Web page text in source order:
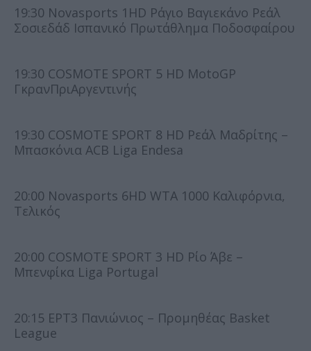
19:30 Novasports 1HD Ράγιο Βαγιεκάνο Ρεάλ
Σοσιεδάδ Ισπανικό Πρωτάθλημα Ποδοσφαίρου
19:30 COSMOTE SPORT 5 HD MotoGP
ΓκρανΠριΑργεντινής
19:30 COSMOTE SPORT 8 HD Ρεάλ Μαδρίτης –
Μπασκόνια ACB Liga Endesa
20:00 Novasports 6HD WTA 1000 Καλιφόρνια,
Τελικός
20:00 COSMOTE SPORT 3 HD Ρίο Άβε –
Μπενφίκα Liga Portugal
20:15 ΕΡΤ3 Πανιώνιος – Προμηθέας Basket
League